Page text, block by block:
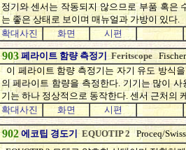
정기와 센서는 작동되지 않으므로 부품 혹은
는 좋은 상태로 보이며 매뉴얼과 가방이 있다.
확대사진
화면 시편
903 페라이트 함량 측정기Feritscope
이 페라이트 함량 측정기는 자기 유도 방식
의 페라이트 함량을 측정한다. 기기는 많이
기는 하나 정상적으로 동작한다. 센서 근처의
확대사진
화면 시편
902에코팁 경도기 EQUOTIP 2 Proceq/Swiss